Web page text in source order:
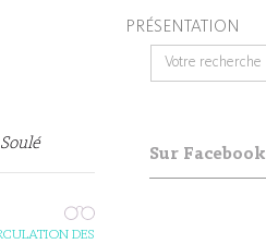
PRÉSENTATION
DES
Sur Facebook